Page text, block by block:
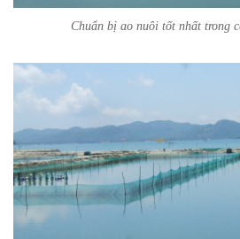
Chuẩn bị ao nuôi tốt nhất trong